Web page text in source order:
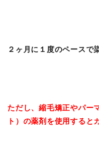
２ヶ月に１度のペースで
ただし、縮毛矯正やパー
ト）の薬剤を使用すると